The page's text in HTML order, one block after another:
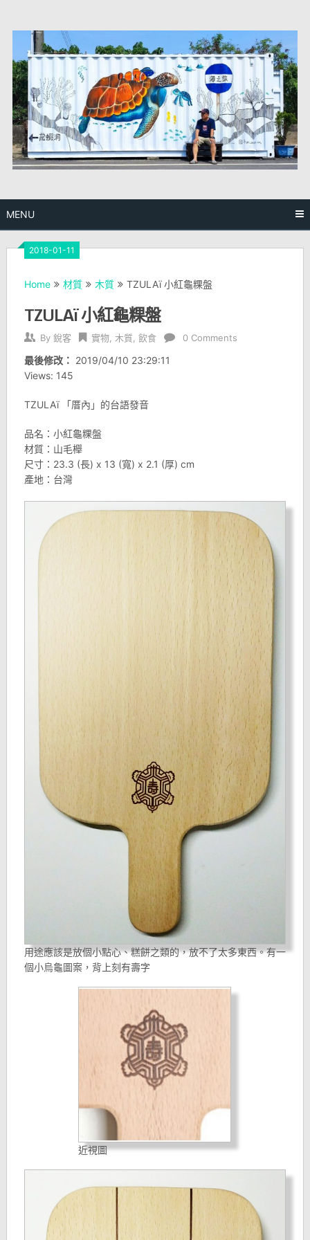
content
MENU
2018-01-11
Home 材質 木質 TZULAï 小紅龜粿盤
TZULAï 小紅龜粿盤
By 銳客 實物, 木質, 飲食 0 Comments
最後修改： 2019/04/10 23:29:11
Views: 145
TZULAï 「厝內」的台語發音
品名：小紅龜粿盤
材質：山毛櫸
尺寸：23.3 (長) x 13 (寬) x 2.1 (厚) cm
產地：台灣
用途應該是放個小點心、糕餅之類的，放不了太多東西。有一
個小烏龜圖案，背上刻有壽字
近視圖